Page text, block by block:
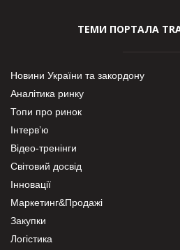
ТЕМИ ПОРТАЛА
Новини України та закордону
Аналітика ринку
Топи про ринок
Інтерв’ю
Відео-тренінги
Світовий досвід
Інновації
Маркетинг&Продажі
Закупки
Логістика